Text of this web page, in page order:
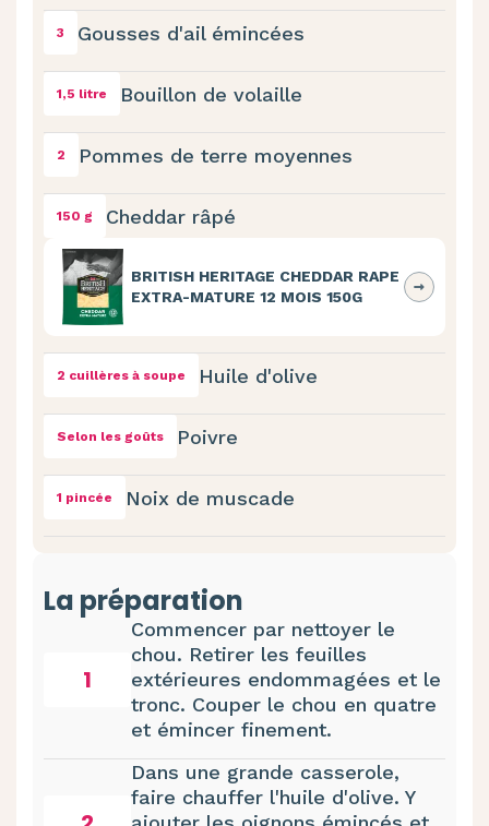
3 Gousses d'ail émincées
1,5 litre Bouillon de volaille
2 Pommes de terre moyennes
150 g Cheddar râpé
BRITISH HERITAGE CHEDDAR RAPE
EXTRA-MATURE 12 MOIS 150G
2 cuillères à soupe Huile d'olive
Selon les goûts Poivre
1 pincée Noix de muscade
La préparation
1
Commencer par nettoyer le
chou. Retirer les feuilles
extérieures endommagées et le
tronc. Couper le chou en quatre
et émincer finement.
Dans une grande casserole,
faire chauffer l'huile d'olive. Y